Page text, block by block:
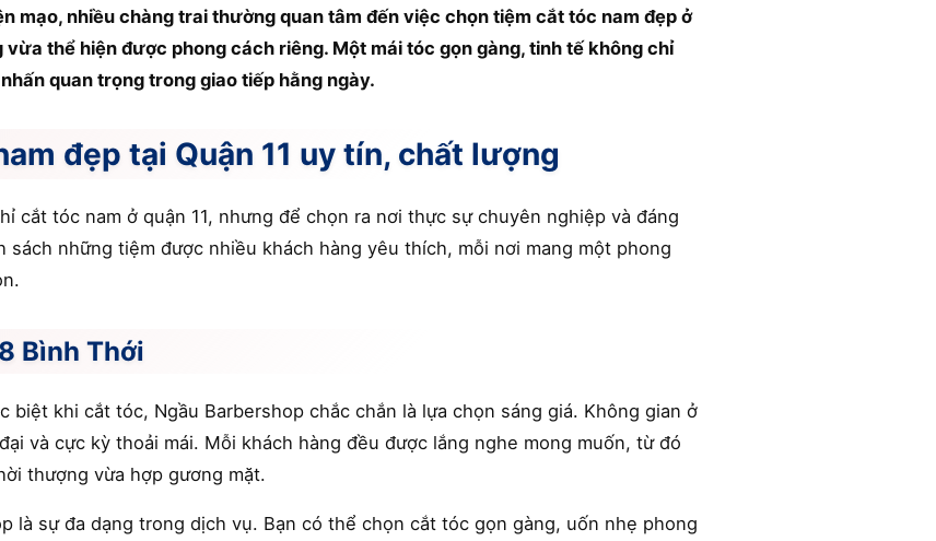
mạo, nhiều chàng trai thường quan tâm đến việc chọn tiệm cắt tóc nam đẹp ở
vừa thể hiện được phong cách riêng. Một mái tóc gọn gàng, tinh tế không chỉ
quan trọng trong giao tiếp hằng ngày.
đẹp tại Quận 11 uy tín, chất lượng
cắt tóc nam ở quận 11, nhưng để chọn ra nơi thực sự chuyên nghiệp và đáng
sách những tiệm được nhiều khách hàng yêu thích, mỗi nơi mang một phong
Bình Thới
biệt khi cắt tóc, Ngầu Barbershop chắc chắn là lựa chọn sáng giá. Không gian ở
và cực kỳ thoải mái. Mỗi khách hàng đều được lắng nghe mong muốn, từ đó
thượng vừa hợp gương mặt.
là sự đa dạng trong dịch vụ. Bạn có thể chọn cắt tóc gọn gàng, uốn nhẹ phong